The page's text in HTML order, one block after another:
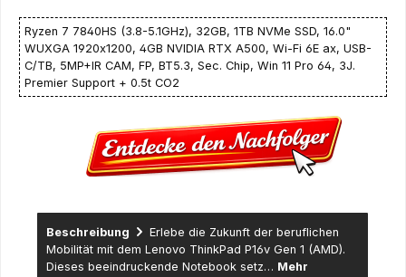
Ryzen 7 7840HS (3.8-5.1GHz), 32GB, 1TB NVMe SSD, 16.0"
WUXGA 1920x1200, 4GB NVIDIA RTX A500, Wi-Fi 6E ax, USB-
C/TB, 5MP+IR CAM, FP, BT5.3, Sec. Chip, Win 11 Pro 64, 3J.
Premier Support + 0.5t CO2
Beschreibung
Erlebe die Zukunft der beruflichen
Mobilität mit dem Lenovo ThinkPad P16v Gen 1 (AMD).
Dieses beeindruckende Notebook setz… Mehr